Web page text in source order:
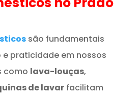
são fundamentais
praticidade em nossos
como lava-louças,
de lavarfacilitam